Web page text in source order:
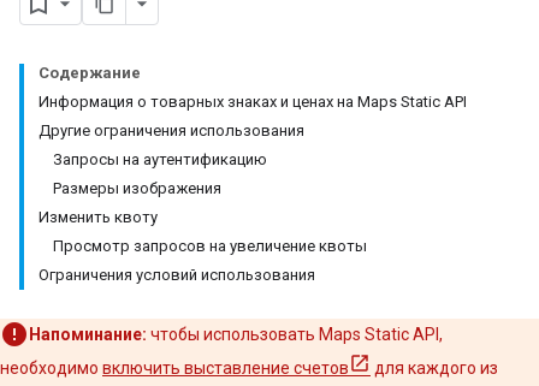
Содержание
Информация о товарных знаках и ценах на Maps Static API
Другие ограничения использования
Запросы на аутентификацию
Размеры изображения
Изменить квоту
Просмотр запросов на увеличение квоты
Ограничения условий использования
Напоминание: чтобы использовать Maps Static API,
необходимо включить выставление счетов
для каждого из